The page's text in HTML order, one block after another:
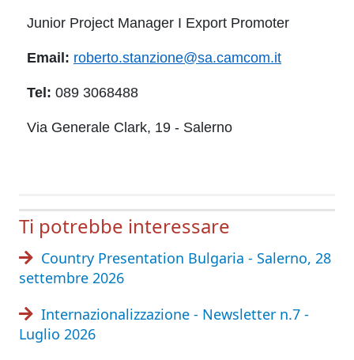
Junior Project Manager I Export Promoter
Email: roberto.stanzione@sa.camcom.it
Tel: 089 3068488
Via Generale Clark, 19 - Salerno
Ti potrebbe interessare
Country Presentation Bulgaria - Salerno, 28
settembre 2026
Internazionalizzazione - Newsletter n.7 -
Luglio 2026